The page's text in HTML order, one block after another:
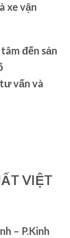
xe vận
đến sản
vấn và
VIỆT
– P.Kinh